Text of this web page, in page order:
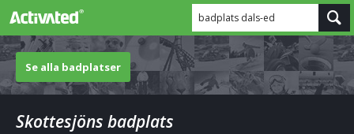
badplats dals-ed
Se alla badplatser
Skottesjöns badplats